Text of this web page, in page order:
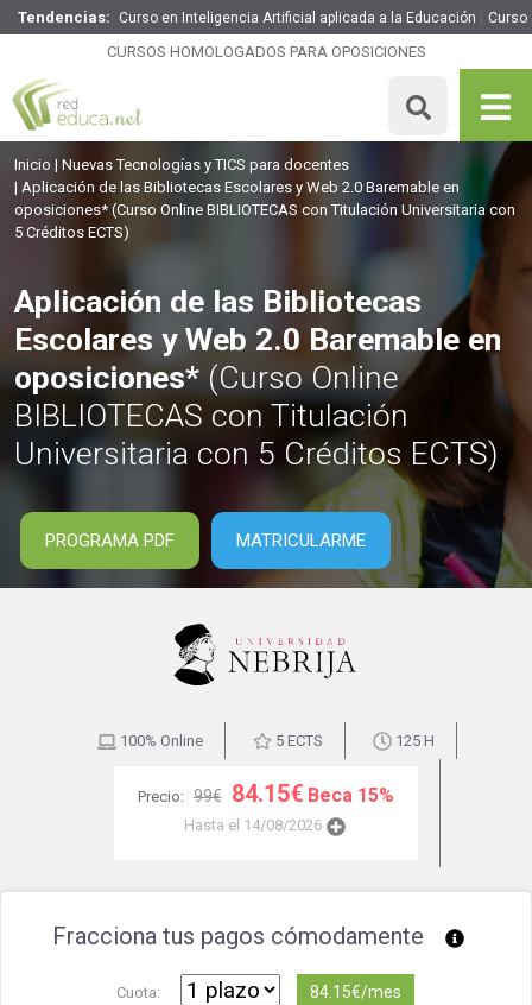
Tendencias: Curso en Inteligencia Artificial aplicada a la Educación Curso
CURSOS HOMOLOGADOS PARA OPOSICIONES
Aplicación de las Bibliotecas Escolares y Web 2.0
Baremable en oposiciones*
125 H
Inicio
Nuevas Tecnologías y TICS para docentes
Aplicación de las Bibliotecas Escolares y Web 2.0 Baremable en
oposiciones* (Curso Online BIBLIOTECAS con Titulación Universitaria con
5 Créditos ECTS)
Aplicación de las Bibliotecas
Escolares y Web 2.0 Baremable en
oposiciones* (Curso Online
BIBLIOTECAS con Titulación
Universitaria con 5 Créditos ECTS)
PROGRAMA PDF MATRICULARME
100% Online 5 ECTS 125 H
Precio: 99€ 84.15€ Beca 15%
Hasta el 14/08/2026
Fracciona tus pagos cómodamente
Cuota: 84.15€/mes